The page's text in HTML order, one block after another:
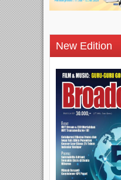
New Edition